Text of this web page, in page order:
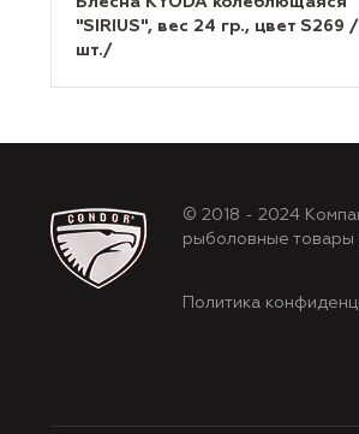
"SIRIUS", вес 24 гр., цвет S269 /
шт./
© 2018 - 2024
рыболовные товары
Политика